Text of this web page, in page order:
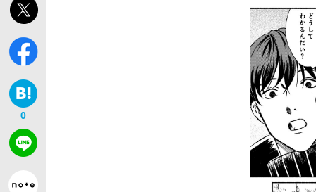
「クマが悪者扱いされているのが悲しい」
いまさら聞けない資産運用のすべて
0